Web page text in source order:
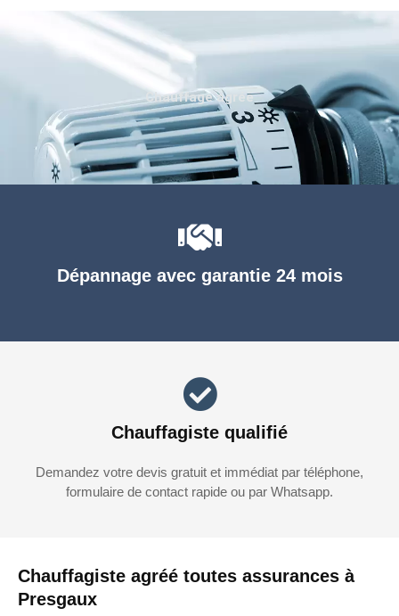
Chauffagiste agréé toutes assurances à
Presgaux
Dépannage avec garantie 24 mois
Chauffagiste qualifié
Demandez votre devis gratuit et immédiat par téléphone,
formulaire de contact rapide ou par Whatsapp.
Chauffage agréé